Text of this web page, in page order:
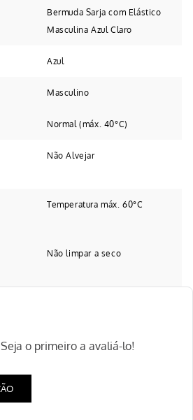
Bermuda Sarja com Elástico
Masculina Azul Claro
Azul
Masculino
Normal (máx. 40°C)
Não Alvejar
Temperatura máx. 60°C
Não limpar a seco
o primeiro a avaliá-lo!